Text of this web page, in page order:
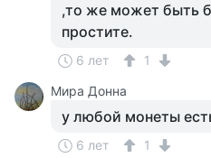
,то же может быть
простите.
6 лет
1
Мира Донна
у любой монеты
6 лет 1